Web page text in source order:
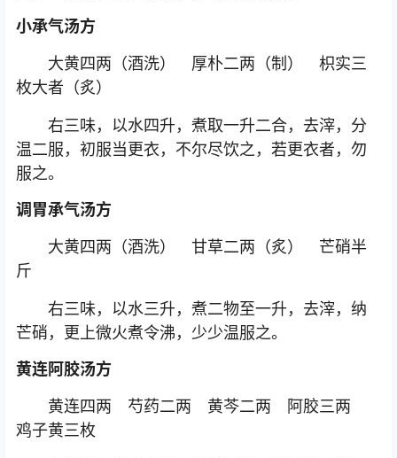
小承气汤方
大黄四两（酒洗） 厚朴二两（制） 枳实三
枚大者（炙）
右三味，以水四升，煮取一升二合，去滓，分
温二服，初服当更衣，不尔尽饮之，若更衣者，勿
服之。
调胃承气汤方
大黄四两（酒洗） 甘草二两（炙） 芒硝半
斤
右三味，以水三升，煮二物至一升，去滓，纳
芒硝，更上微火煮令沸，少少温服之。
黄连阿胶汤方
黄连四两 芍药二两 黄芩二两 阿胶三两
鸡子黄三枚